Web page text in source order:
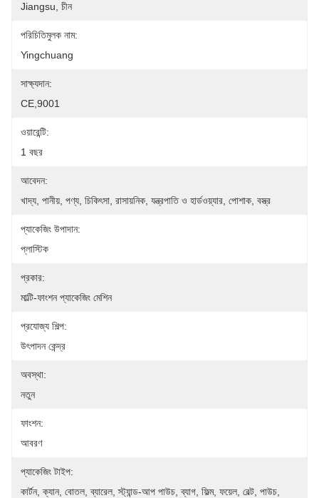
Jiangsu, চীন
পরিচিতিমুলক নাম:
Yingchuang
সাক্ষ্যদান:
CE,9001
ওয়ারেন্টি:
1 বছর
আবেদন:
খাদ্য, পানীয়, পণ্য, চিকিৎসা, রাসায়নিক, যন্ত্রপাতি ও হার্ডওয়্যার, পোশাক, বস্ত্র
প্যাকেজিং উপাদান:
প্লাস্টিক
প্রকার:
মাল্টি-ফাংশন প্যাকেজিং মেশিন
প্রযোজ্য শিল্প:
উৎপাদন কেন্দ্র
অবস্থা:
নতুন
ফাংশন:
আবরণ
প্যাকেজিং টাইপ:
কার্টন, ক্যান, বোতল, ব্যারেল, স্ট্যান্ড-আপ পাউচ, ব্যাগ, ফিল্ম, ফয়েল, বেল্ট, পাউচ,